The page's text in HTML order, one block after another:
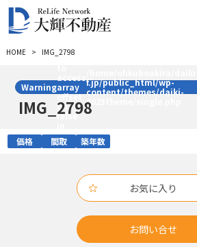
HOME IMG_2798
Warning
:
Trying
array
offset
on
false
f.jp/public_html/wp-
content/themes/daiki-
2025theme/single.php
IMG_2798
価格 間取 築年数
お気に入り
お問い合せ